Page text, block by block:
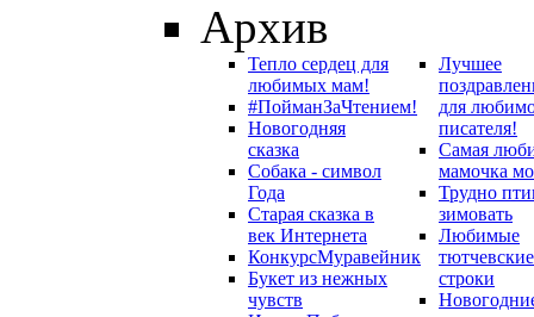
Архив
Тепло сердец для
любимых мам!
#ПойманЗаЧтением!
Новогодняя
сказка
Собака - символ
Года
Старая сказка в
век Интернета
КонкурсМуравейник
Букет из нежных
чувств
Лучшее
для
писателя!
Самая
мамочка
Трудно
зимовать
Любимые
тютчевские
строки